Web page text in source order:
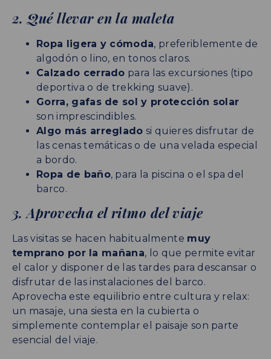
2. Qué llevar en la maleta
Ropa ligera y cómoda, preferiblemente de
algodón o lino, en tonos claros.
Calzado cerrado para las excursiones (tipo
deportiva o de trekking suave).
Gorra, gafas de sol y protección solar
son imprescindibles.
Algo más arreglado si quieres disfrutar de
las cenas temáticas o de una velada especial
a bordo.
Ropa de baño, para la piscina o el spa del
barco.
3. Aprovecha el ritmo del viaje
Las visitas se hacen habitualmente muy
temprano por la mañana, lo que permite evitar
el calor y disponer de las tardes para descansar o
disfrutar de las instalaciones del barco.
Aprovecha este equilibrio entre cultura y relax:
un masaje, una siesta en la cubierta o
simplemente contemplar el paisaje son parte
esencial del viaje.